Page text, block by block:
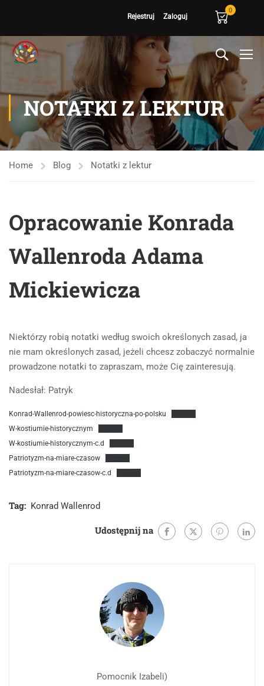
Rejestruj Zaloguj
0
NOTATKI Z LEKTUR
Home Blog Notatki z lektur
Opracowanie Konrada
Wallenroda Adama
Mickiewicza
Niektórzy robią notatki według swoich określonych zasad, ja
nie mam określonych zasad, jeżeli chcesz zobaczyć normalnie
prowadzone notatki to zapraszam, może Cię zainteresują.
Nadesłał: Patryk
Konrad-Wallenrod-powiesc-historyczna-po-polsku
W-kostiumie-historycznym
W-kostiumie-historycznym-c.d
Patriotyzm-na-miare-czasow
Patriotyzm-na-miare-czasow-c.d
Tag: Konrad Wallenrod
Udostępnij na
Pomocnik Izabeli)